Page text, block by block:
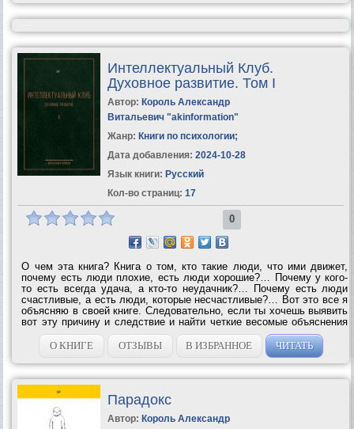
Интеллектуальный Клуб.
Духовное развитие. Том I
Автор: Король Александр
Витальевич "akinformation"
Жанр: Книги по психологии;
Дата добавления: 2024-10-28
Язык книги: Русский
Кол-во страниц: 17
0
О чем эта книга? Книга о том, кто такие люди, что ими движет,
почему есть люди плохие, есть люди хорошие?… Почему у кого-
то есть всегда удача, а кто-то неудачник?… Почему есть люди
счастливые, а есть люди, которые несчастливые?… Вот это все я
объясняю в своей книге. Следовательно, если ты хочешь выявить
вот эту причину и следствие и найти четкие весомые объяснения
всего происходящего с тобой, с твоими близкими, родными и
вообще...О КНИГЕ ОТЗЫВЫ В ИЗБРАННОЕ ЧИТАТЬ
Парадокс
Автор: Король Александр